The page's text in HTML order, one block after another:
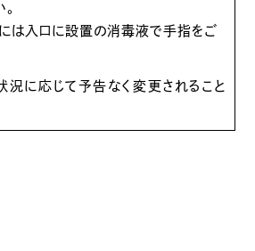
は入口に設置の消毒液で手指をご
に応じて予告なく変更されること